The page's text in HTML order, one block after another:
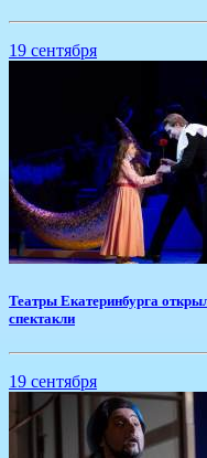
19 сентября
Театры Екатеринбурга
спектакли
19 сентября